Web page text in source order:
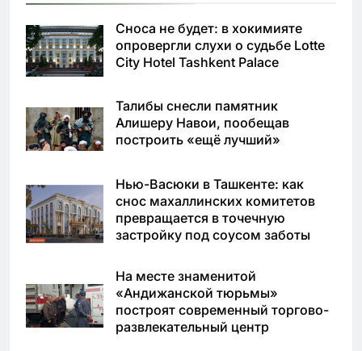
Сноса не будет: в хокимияте
опровергли слухи о судьбе Lotte
City Hotel Tashkent Palace
Талибы снесли памятник
Алишеру Навои, пообещав
построить «ещё лучший»
Нью-Васюки в Ташкенте: как
снос махаллинских комитетов
превращается в точечную
застройку под соусом заботы
На месте знаменитой
«Андижанской тюрьмы»
построят современный торгово-
развлекательный центр